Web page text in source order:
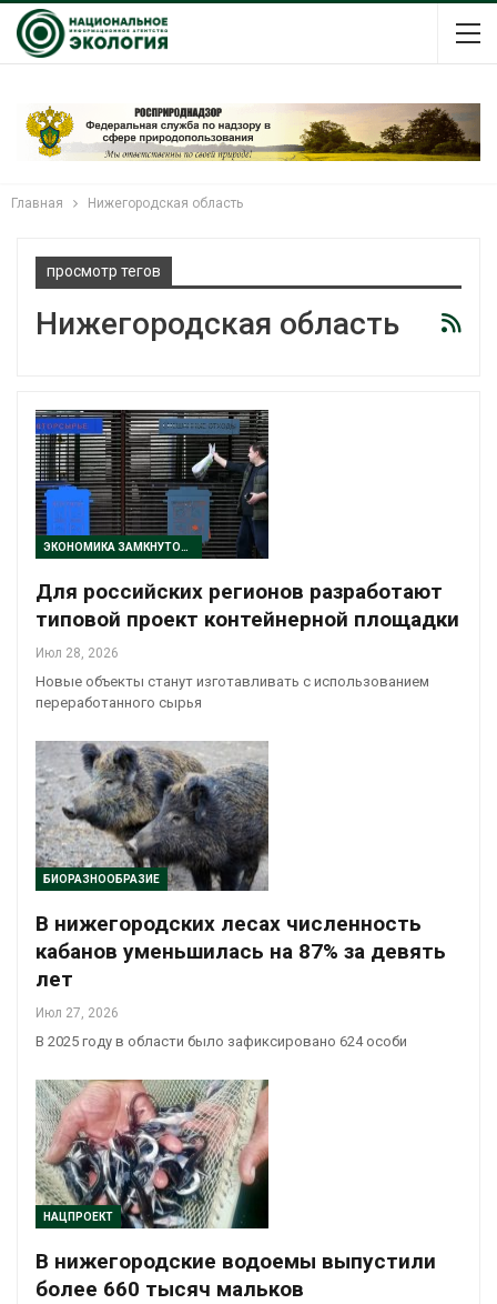
Главная Нижегородская область
просмотр тегов
Нижегородская область
ЭКОНОМИКА ЗАМКНУТОГО ЦИКЛА
Для российских регионов разработают
типовой проект контейнерной площадки
Июл 28, 2026
Новые объекты станут изготавливать с использованием
переработанного сырья
БИОРАЗНООБРАЗИЕ
В нижегородских лесах численность
кабанов уменьшилась на 87% за девять
лет
Июл 27, 2026
В 2025 году в области было зафиксировано 624 особи
НАЦПРОЕКТ
В нижегородские водоемы выпустили
более 660 тысяч мальков